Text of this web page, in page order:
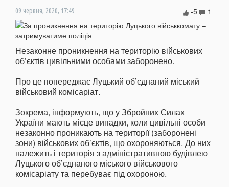
09 червня, 2020, 17:49 1
-5
Незаконне проникнення на територію військових
об’єктів цивільними особами заборонено.
Про це попереджає Луцький об’єднаний міський
військовий комісаріат.
Зокрема, інформують, що у Збройних Силах
України мають місце випадки, коли цивільні особи
незаконно проникають на території (заборонені
зони) військових об’єктів, що охороняються. До них
належить і територія з адміністративною будівлею
Луцького об’єднаного міського військового
комісаріату та перебуває під охороною.